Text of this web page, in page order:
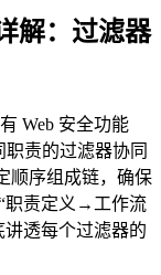
解：过滤器
Web 安全功能
职责的过滤器协同
顺序组成链，确保
职责定义→工作流
透每个过滤器的